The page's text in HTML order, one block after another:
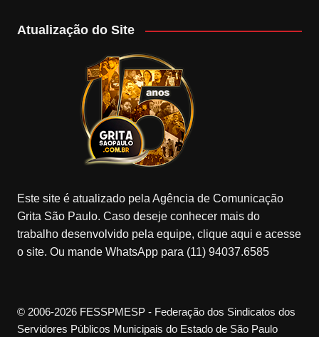
Atualização do Site
Este site é atualizado pela Agência de Comunicação
Grita São Paulo. Caso deseje conhecer mais do
trabalho desenvolvido pela equipe, clique aqui e acesse
o site. Ou mande WhatsApp para (11) 94037.6585
© 2006-2026 FESSPMESP - Federação dos Sindicatos dos
Servidores Públicos Municipais do Estado de São Paulo